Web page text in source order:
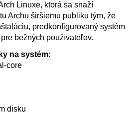
Linuxe, ktorá sa snaží
Archu širšiemu publiku tým, že
predkonfigurovaný systém
bežných používateľov.
na systém:
core
disku